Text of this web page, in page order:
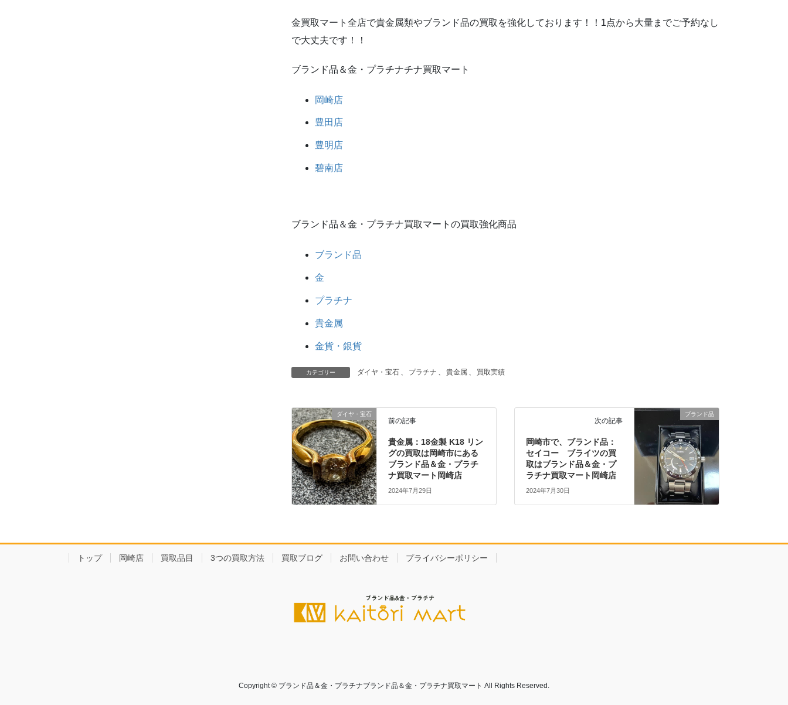
金買取マート全店で貴金属類やブランド品の買取を強化しております！！1点から大量までご予約なし
で大丈夫です！！
ブランド品＆金・プラチナチナ買取マート
岡崎店
豊田店
豊明店
碧南店
ブランド品＆金・プラチナ買取マートの買取強化商品
ブランド品
金
プラチナ
貴金属
金貨・銀貨
カテゴリー ダイヤ・宝石 、 プラチナ 、 貴金属 、 買取実績
ダイヤ・宝石
前の記事
貴金属：18金製 K18 リン
グの買取は岡崎市にある
ブランド品＆金・プラチ
ナ買取マート岡崎店
2024年7月29日
ブランド品
次の記事
岡崎市で、ブランド品：
セイコー ブライツの買
取はブランド品＆金・プ
ラチナ買取マート岡崎店
2024年7月30日
トップ 岡崎店 買取品目 3つの買取方法 買取ブログ お問い合わせ プライバシーポリシー
Copyright © ブランド品＆金・プラチナブランド品＆金・プラチナ買取マート All Rights Reserved.